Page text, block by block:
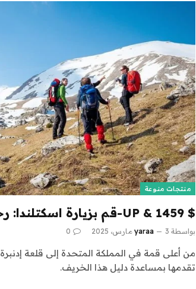
منتجات منوعة
$ 1459 & UP-قم بزيارة اسكتلندا: رحلة مرشد 6 ليال
بواسطة yaraa 3 مارس، 2025 0
من أعلى قمة في المملكة المتحدة إلى قلعة
تقدمها بمساعدة دليل هذا الخريف.